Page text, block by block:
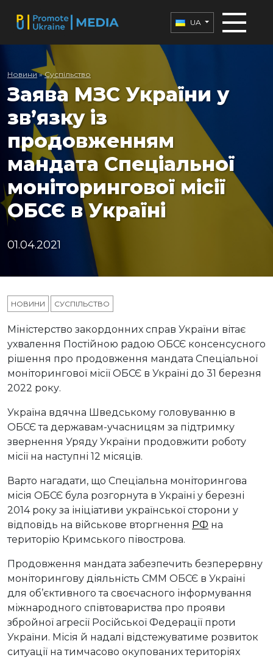
UA
Новини » Суспільство
Заява МЗС України у
зв’язку із
продовженням
мандата Спеціальної
моніторингової місії
ОБСЄ в Україні
01.04.2021
НОВИНИ СУСПІЛЬСТВО
Міністерство закордонних справ України вітає
ухвалення Постійною радою ОБСЄ консенсусного
рішення про продовження мандата Спеціальної
моніторингової місії ОБСЄ в Україні до 31 березня
2022 року.
Україна вдячна Шведському головуванню в
ОБСЄ та державам-учасницям за підтримку
звернення Уряду України продовжити роботу
місії на наступні 12 місяців.
Варто нагадати, що Спеціальна моніторингова
місія ОБСЄ була розгорнута в Україні у березні
2014 року за ініціативи української сторони у
відповідь на військове вторгнення РФ на
територію Кримського півострова.
Продовження мандата забезпечить безперервну
моніторингову діяльність СММ ОБСЄ в Україні
для об’єктивного та своєчасного інформування
міжнародного співтовариства про прояви
збройної агресії Російської Федерації проти
України. Місія й надалі відстежуватиме розвиток
ситуації на тимчасово окупованих територіях